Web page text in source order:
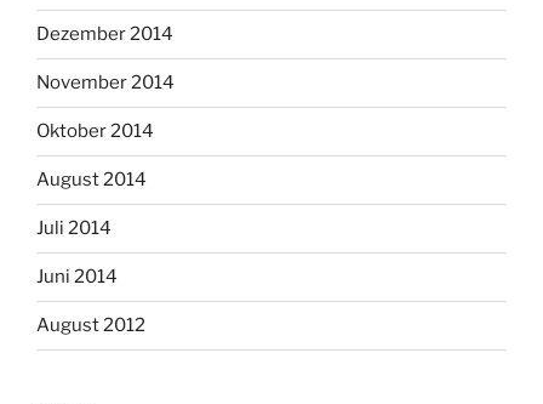
Dezember 2014
November 2014
Oktober 2014
August 2014
Juli 2014
Juni 2014
August 2012